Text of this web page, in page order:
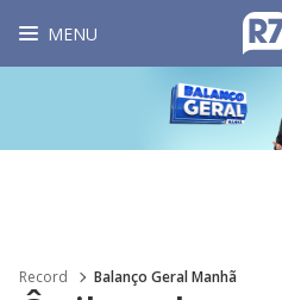
MENU
Record Balanço Geral Manhã